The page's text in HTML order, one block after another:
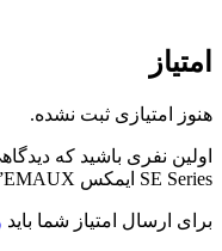
امتیاز
هنوز امتیازی ثبت نشده.
اولین نفری باشید که
SE Series ایمکس EMAUX”
برای ارسال امتیاز شما باید